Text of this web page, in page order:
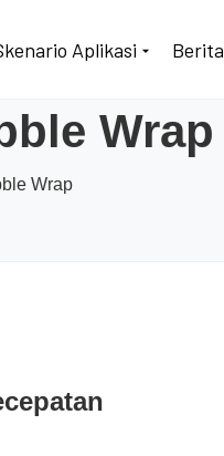
Aplikasi Berita
Wrap
Wrap